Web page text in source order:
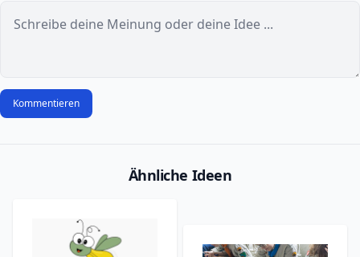
Kommentieren
Ähnliche Ideen